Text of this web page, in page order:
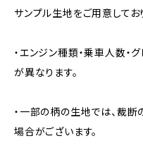
サンプル生地をご用意してお
・エンジン種類・乗車人数・
が異なります。
・一部の柄の生地では、裁
場合がございます。